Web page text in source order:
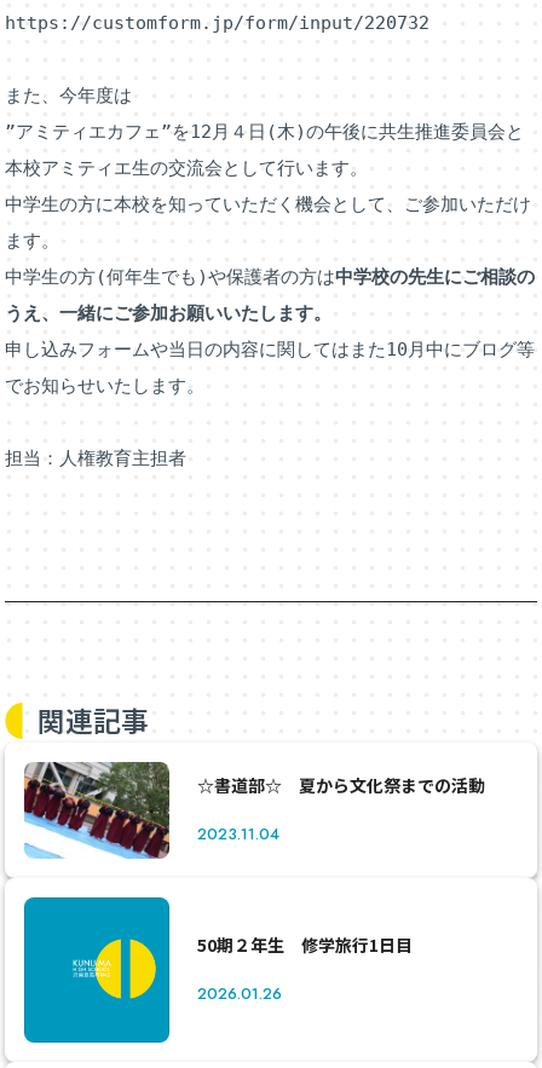
https://customform.jp/form/input/220732
また、今年度は
”アミティエカフェ”を12月４日(木)の午後に共生推進委員会と
本校アミティエ生の交流会として行います。
中学生の方に本校を知っていただく機会として、ご参加いただけ
ます。
中学生の方(何年生でも)や保護者の方は中学校の先生にご相談の
うえ、一緒にご参加お願いいたします。
申し込みフォームや当日の内容に関してはまた10月中にブログ等
でお知らせいたします。
担当：人権教育主担者
関連記事
☆書道部☆ 夏から文化祭までの活動
2023.11.04
50期２年生 修学旅行1日目
2026.01.26